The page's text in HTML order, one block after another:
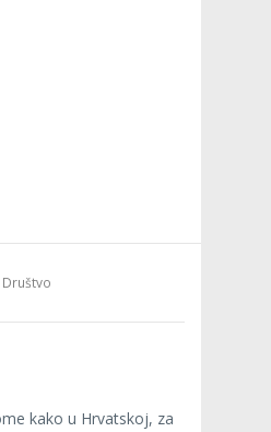
Društvo
kako u Hrvatskoj, za